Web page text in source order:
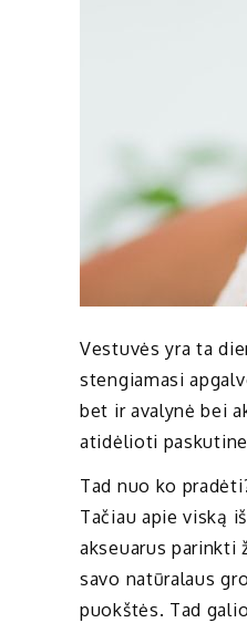
Vestuvės yra ta
stengiamasi
bet ir avalynė bei
atidėlioti
Tad nuo ko
Tačiau apie viską
akseuarus parinkti
savo natūralaus
puokštės. Tad